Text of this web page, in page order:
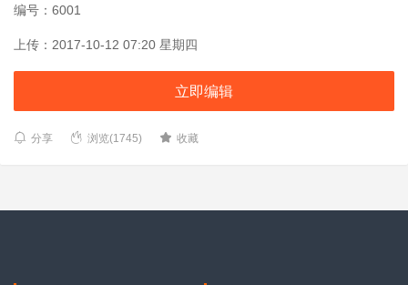
编号：6001
上传：2017-10-12 07:20 星期四
立即编辑
分享 浏览(1745) 收藏